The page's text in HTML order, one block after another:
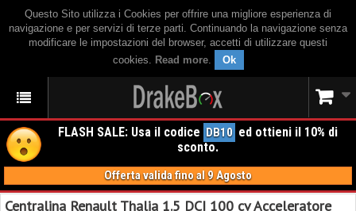
Questo Sito utilizza i Cookies per offrire una migliore esperienza di
navigazione e per servizi di terze parti. Continuando la navigazione senza
modificare le impostazioni del browser, accetti di utilizzare questi
cookies. Read more. Ok
FLASH SALE: Usa il codice DB10 ed ottieni il 10% di
sconto.
Offerta valida fino al 9 Agosto
Centralina Renault Thalia 1.5 DCI 100 cv Acceleratore